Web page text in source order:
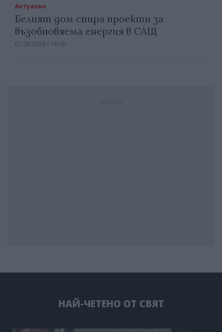
Актуално
Белият дом спира проекти за
възобновяема енергия в САЩ
07.08.2026 / 18:00
НАЙ-ЧЕТЕНО ОТ СВЯТ